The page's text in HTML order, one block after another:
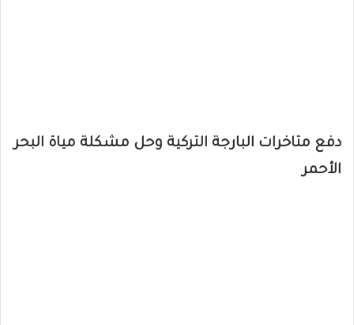
دفع متاخرات البارجة التركية وحل مشكلة مياة البحر
الأحمر